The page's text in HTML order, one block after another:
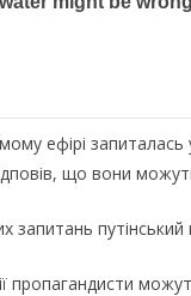
ефірі запиталась
що вони
запитань
пропагандисти